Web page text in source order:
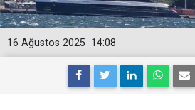
14:08
16 Ağustos 2025